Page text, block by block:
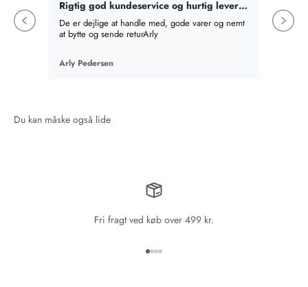
Rigtig god kundeservice og hurtig levering
De er dejlige at handle med, gode varer og nemt
at bytte og sende returArly
Arly Pedersen
det
Fri fragt ved køb over 499 kr.